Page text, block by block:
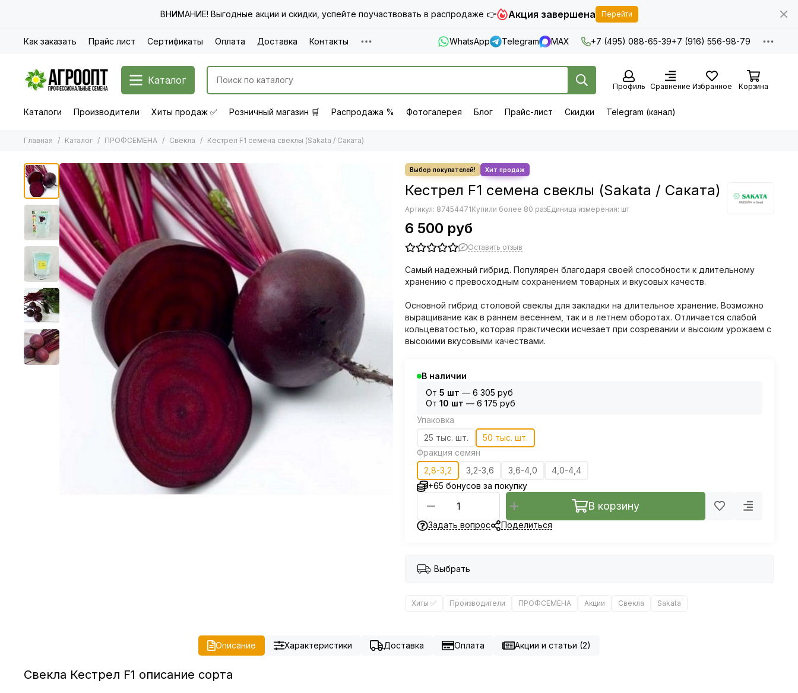
ВНИМАНИЕ! Выгодные акции и скидки, успейте поучаствовать в распродаже 👉 Акция завершена Перейти
Как заказать Прайс лист Сертификаты Оплата Доставка Контакты WhatsApp Telegram MAX +7 (495) 088-65-39+7 (916) 556-98-79
Каталог
Профиль Сравнение Избранное Корзина
Каталоги Производители Хиты продаж ✅ Розничный магазин 🛒 Распродажа % Фотогалерея Блог Прайс-лист Скидки Telegram (канал)
Главная Каталог ПРОФСЕМЕНА Свекла Кестрел F1 семена свеклы (Sakata / Саката)
Кестрел F1 семена свеклы (Sakata / Саката)
Артикул: 87454471Купили более 80 разЕдиница измерения: шт
6 500 руб
Оставить отзыв
Самый надежный гибрид. Популярен благодаря своей способности к длительному
хранению с превосходным сохранением товарных и вкусовых качеств.
Основной гибрид столовой свеклы для закладки на длительное хранение. Возможно
выращивание как в раннем весеннем, так и в летнем оборотах. Отличается слабой
кольцеватостью, которая практически исчезает при созревании и высоким урожаем с
высокими вкусовыми качествами.
В наличии
От 5 шт — 6 305 руб
От 10 шт — 6 175 руб
Упаковка
25 тыс. шт.
50 тыс. шт.
Фракция семян
2,8-3,2
3,2-3,6 3,6-4,0
4,0-4,4
+65 бонусов за покупку
В корзину
Задать вопрос Поделиться
Выбрать
Хиты ✅ Производители ПРОФСЕМЕНА Акции Свекла Sakata
Описание Характеристики Доставка Оплата Акции и статьи (2)
Свекла Кестрел F1 описание сорта